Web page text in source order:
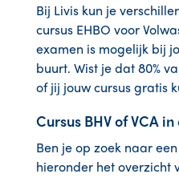
Bij Livis kun je
cursus EHBO voor
examen is mogelijk bij
buurt. Wist je dat 80%
of jij jouw cursus gratis
Cursus BHV of VCA
Ben je op zoek naar
hieronder het overzicht